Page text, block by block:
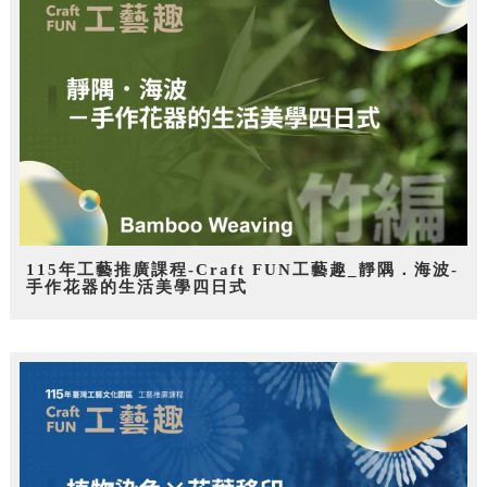
115年工藝推廣課程-Craft FUN工藝趣_靜隅．海波-
手作花器的生活美學四日式